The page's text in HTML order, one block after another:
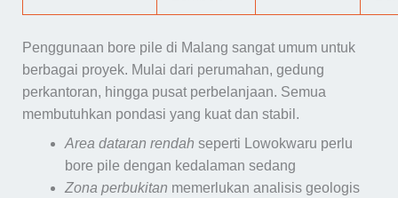
Penggunaan bore pile di Malang sangat umum untuk
berbagai proyek. Mulai dari perumahan, gedung
perkantoran, hingga pusat perbelanjaan. Semua
membutuhkan pondasi yang kuat dan stabil.
Area dataran rendah seperti Lowokwaru perlu
bore pile dengan kedalaman sedang
Zona perbukitan memerlukan analisis geologis